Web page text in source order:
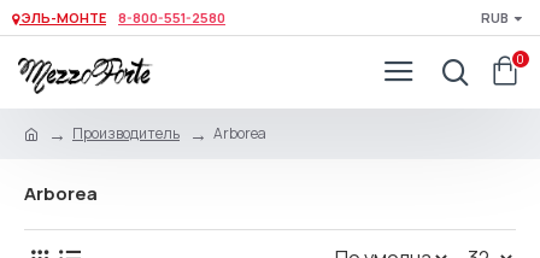
ЭЛЬ-МОНТЕ 8-800-551-2580 RUB
0
Производитель Arborea
Arborea